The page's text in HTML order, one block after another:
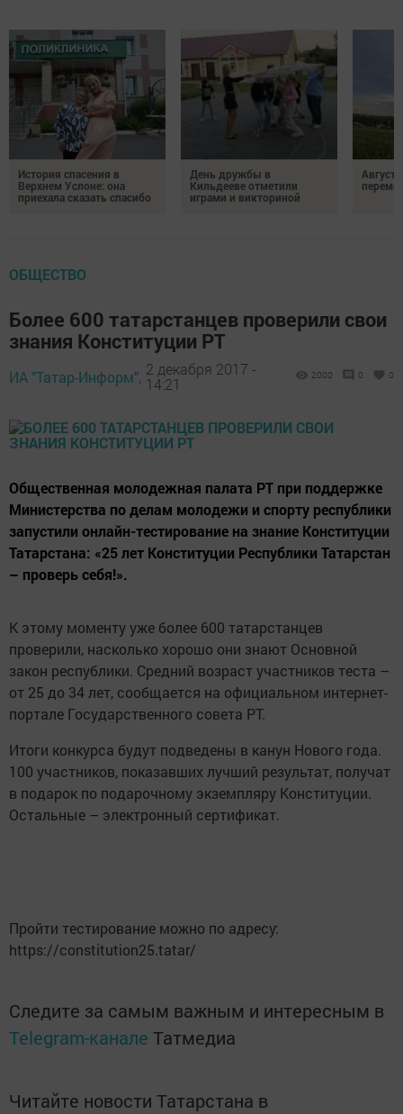
История спасения в
Верхнем Услоне: она
приехала сказать спасибо
День дружбы в
Кильдееве отметили
играми и викториной
Август
ОБЩЕСТВО
Более 600 татарстанцев проверили свои
знания Конституции РТ
ИА "Татар-Информ", 2 декабря 2017 -
14:21
2000 0 0
Общественная молодежная палата РТ при поддержке
Министерства по делам молодежи и спорту республики
запустили онлайн-тестирование на знание Конституции
Татарстана: «25 лет Конституции Республики Татарстан
– проверь себя!».
К этому моменту уже более 600 татарстанцев
проверили, насколько хорошо они знают Основной
закон республики. Средний возраст участников теста –
от 25 до 34 лет, сообщается на официальном интернет-
портале Государственного совета РТ.
Итоги конкурса будут подведены в канун Нового года.
100 участников, показавших лучший результат, получат
в подарок по подарочному экземпляру Конституции.
Остальные – электронный сертификат.
Пройти тестирование можно по адресу:
https://constitution25.tatar/
Следите за самым важным и интересным в
Telegram-канале Татмедиа
Читайте новости Татарстана в